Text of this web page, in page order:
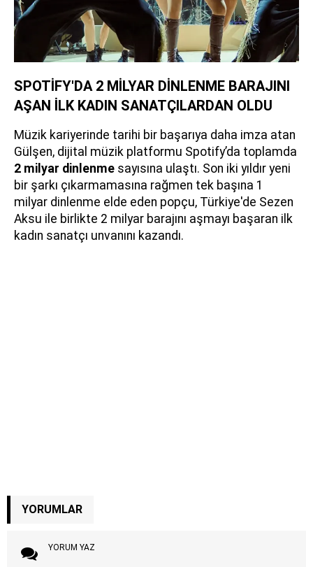
SPOTİFY'DA 2 MİLYAR DİNLENME BARAJINI
AŞAN İLK KADIN SANATÇILARDAN OLDU
Müzik kariyerinde tarihi bir başarıya daha imza atan
Gülşen, dijital müzik platformu Spotify’da toplamda
2 milyar dinlenme sayısına ulaştı. Son iki yıldır yeni
bir şarkı çıkarmamasına rağmen tek başına 1
milyar dinlenme elde eden popçu, Türkiye'de Sezen
Aksu ile birlikte 2 milyar barajını aşmayı başaran ilk
kadın sanatçı unvanını kazandı.
YORUMLAR
YORUM YAZ